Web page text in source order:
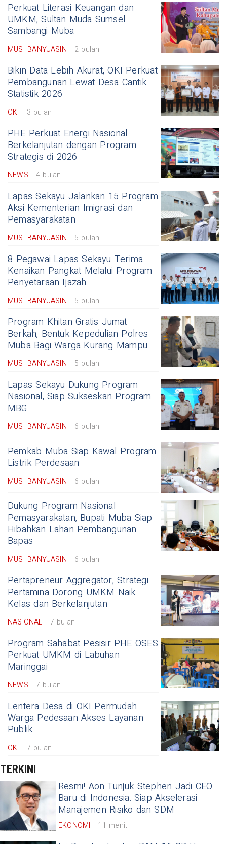
Perkuat Literasi Keuangan dan
UMKM, Sultan Muda Sumsel
Sambangi Muba
MUSI BANYUASIN 2 bulan
Bikin Data Lebih Akurat, OKI Perkuat
Pembangunan Lewat Desa Cantik
Statistik 2026
OKI 3 bulan
PHE Perkuat Energi Nasional
Berkelanjutan dengan Program
Strategis di 2026
NEWS 4 bulan
Lapas Sekayu Jalankan 15 Program
Aksi Kementerian Imigrasi dan
Pemasyarakatan
MUSI BANYUASIN 5 bulan
8 Pegawai Lapas Sekayu Terima
Kenaikan Pangkat Melalui Program
Penyetaraan Ijazah
MUSI BANYUASIN 5 bulan
Program Khitan Gratis Jumat
Berkah, Bentuk Kepedulian Polres
Muba Bagi Warga Kurang Mampu
MUSI BANYUASIN 5 bulan
Lapas Sekayu Dukung Program
Nasional, Siap Sukseskan Program
MBG
MUSI BANYUASIN 6 bulan
Pemkab Muba Siap Kawal Program
Listrik Perdesaan
MUSI BANYUASIN 6 bulan
Dukung Program Nasional
Pemasyarakatan, Bupati Muba Siap
Hibahkan Lahan Pembangunan
Bapas
MUSI BANYUASIN 6 bulan
Pertapreneur Aggregator, Strategi
Pertamina Dorong UMKM Naik
Kelas dan Berkelanjutan
NASIONAL 7 bulan
Program Sahabat Pesisir PHE OSES
Perkuat UMKM di Labuhan
Maringgai
NEWS 7 bulan
Lentera Desa di OKI Permudah
Warga Pedesaan Akses Layanan
Publik
OKI 7 bulan
TERKINI
Resmi! Aon Tunjuk Stephen Jadi CEO
Baru di Indonesia: Siap Akselerasi
Manajemen Risiko dan SDM
EKONOMI 11 menit